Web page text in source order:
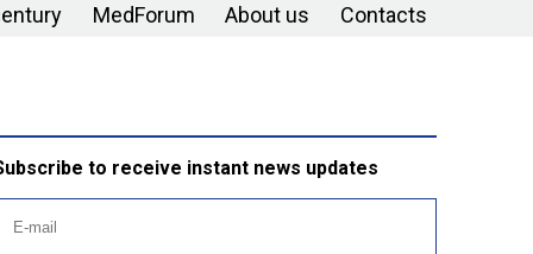
MedForum About us Contacts
to receive instant news updates